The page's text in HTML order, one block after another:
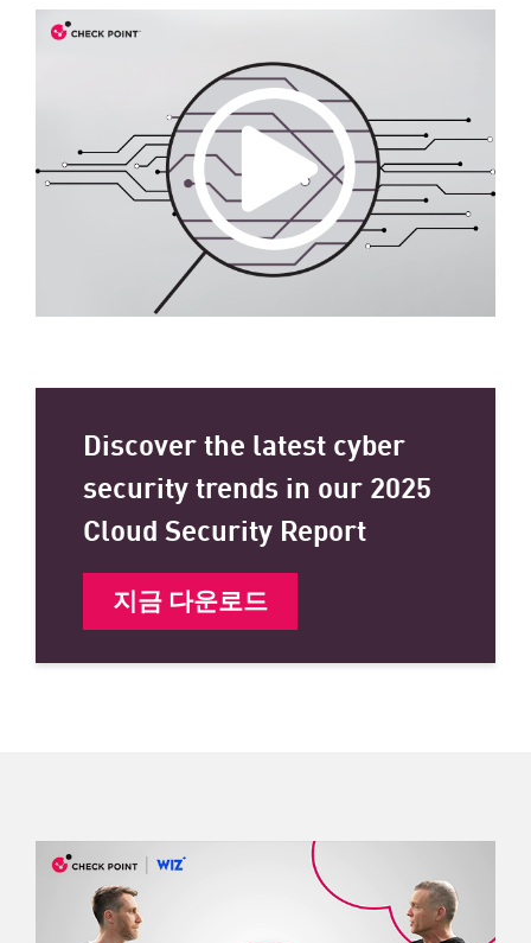
Discover the latest cyber
security trends in our 2025
Cloud Security Report
지금 다운로드